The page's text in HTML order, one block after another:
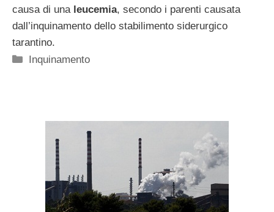
causa di una leucemia, secondo i parenti causata
dall’inquinamento dello stabilimento siderurgico
tarantino.
Categorie
Inquinamento